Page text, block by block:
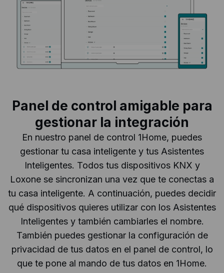
Panel de control amigable para
gestionar la integración
En nuestro panel de control 1Home, puedes
gestionar tu casa inteligente y tus Asistentes
Inteligentes. Todos tus dispositivos KNX y
Loxone se sincronizan una vez que te conectas a
tu casa inteligente. A continuación, puedes decidir
qué dispositivos quieres utilizar con los Asistentes
Inteligentes y también cambiarles el nombre.
También puedes gestionar la configuración de
privacidad de tus datos en el panel de control, lo
que te pone al mando de tus datos en 1Home.